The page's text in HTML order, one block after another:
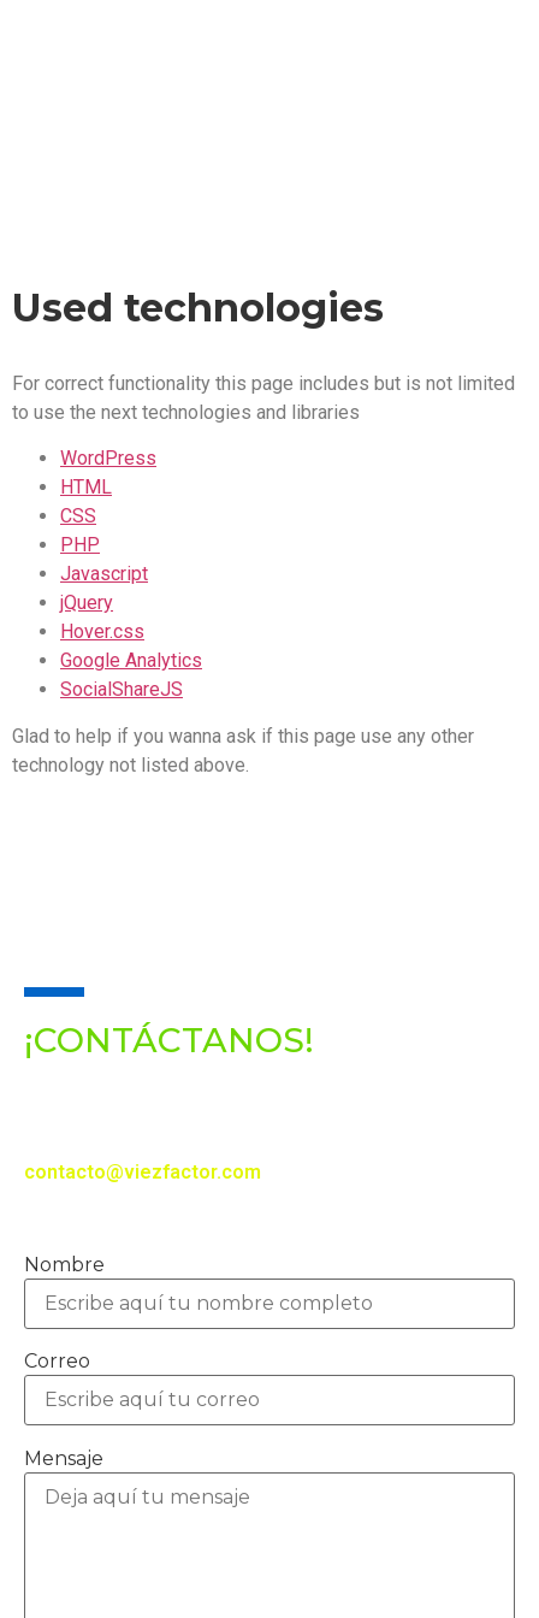
Used technologies
For correct functionality this page includes but is not limited
to use the next technologies and libraries
WordPress
HTML
CSS
PHP
Javascript
jQuery
Hover.css
Google Analytics
SocialShareJS
Glad to help if you wanna ask if this page use any other
technology not listed above.
¡CONTÁCTANOS!
contacto@viezfactor.com
Nombre
Correo
Mensaje